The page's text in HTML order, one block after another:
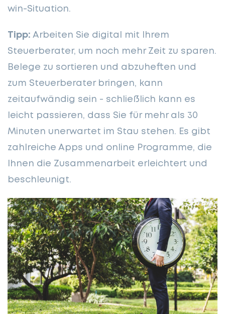
win-Situation.
Tipp: Arbeiten Sie digital mit Ihrem
Steuerberater, um noch mehr Zeit zu sparen.
Belege zu sortieren und abzuheften und
zum Steuerberater bringen, kann
zeitaufwändig sein - schließlich kann es
leicht passieren, dass Sie für mehr als 30
Minuten unerwartet im Stau stehen. Es gibt
zahlreiche Apps und online Programme, die
Ihnen die Zusammenarbeit erleichtert und
beschleunigt.